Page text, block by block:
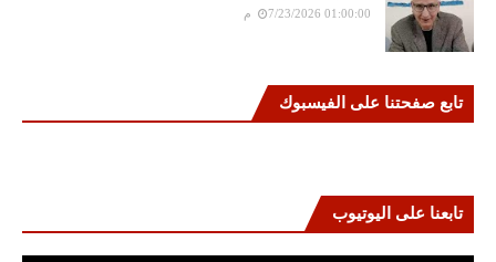
7/23/2026 01:00:00 م
تابع صفحتنا على الفيسبوك
تابعنا على اليوتيوب